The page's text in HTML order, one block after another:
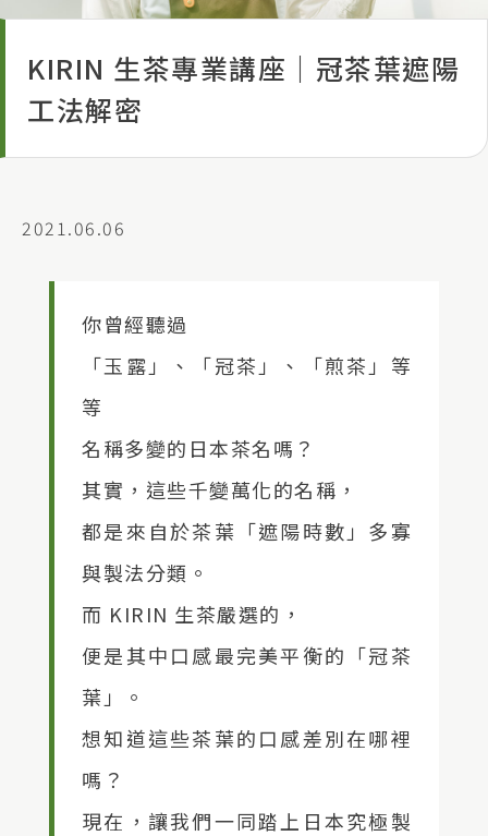
KIRIN 生茶專業講座｜冠茶葉遮陽
工法解密
2021.06.06
你曾經聽過
「玉露」、「冠茶」、「煎茶」等
等
名稱多變的日本茶名嗎？
其實，這些千變萬化的名稱，
都是來自於茶葉「遮陽時數」多寡
與製法分類。
而 KIRIN 生茶嚴選的，
便是其中口感最完美平衡的「冠茶
葉」。
想知道這些茶葉的口感差別在哪裡
嗎？
現在，讓我們一同踏上日本究極製